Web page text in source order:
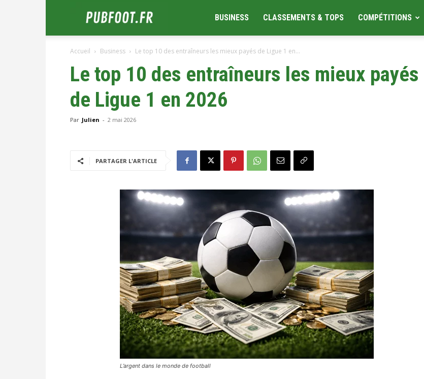
BUSINESS CLASSEMENTS & TOPS COMPÉTITIONS
Accueil Business Le top 10 des entraîneurs les mieux payés de Ligue 1 en...
Le top 10 des entraîneurs les mieux payés
de Ligue 1 en 2026
Par Julien - 2 mai 2026
PARTAGER L'ARTICLE
L’argent dans le monde de football